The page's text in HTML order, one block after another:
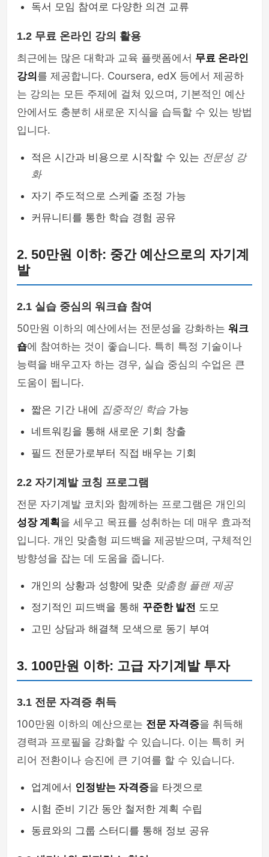
독서 모임 참여로 다양한 의견 교류
1.2 무료 온라인 강의 활용
최근에는 많은 대학과 교육 플랫폼에서 무료 온라인
강의 를 제공합니다. Coursera, edX 등에서 제공하
는 강의는 모든 주제에 걸쳐 있으며, 기본적인 예산
안에서도 충분히 새로운 지식을 습득할 수 있는 방법
입니다.
적은 시간과 비용으로 시작할 수 있는 전문성 강
화
자기 주도적으로 스케줄 조정 가능
커뮤니티를 통한 학습 경험 공유
2. 50만원 이하: 중간 예산으로의 자기계
발
2.1 실습 중심의 워크숍 참여
50만원 이하의 예산에서는 전문성을 강화하는 워크
숍에 참여하는 것이 좋습니다. 특히 특정 기술이나
능력을 배우고자 하는 경우, 실습 중심의 수업은 큰
도움이 됩니다.
짧은 기간 내에 집중적인 학습 가능
네트워킹을 통해 새로운 기회 창출
필드 전문가로부터 직접 배우는 기회
2.2 자기계발 코칭 프로그램
전문 자기계발 코치와 함께하는 프로그램은 개인의
성장 계획 을 세우고 목표를 성취하는 데 매우 효과적
입니다. 개인 맞춤형 피드백을 제공받으며, 구체적인
방향성을 잡는 데 도움을 줍니다.
개인의 상황과 성향에 맞춘 맞춤형 플랜 제공
정기적인 피드백을 통해 꾸준한 발전 도모
고민 상담과 해결책 모색으로 동기 부여
3. 100만원 이하: 고급 자기계발 투자
3.1 전문 자격증 취득
100만원 이하의 예산으로는 전문 자격증을 취득해
경력과 프로필을 강화할 수 있습니다. 이는 특히 커
리어 전환이나 승진에 큰 기여를 할 수 있습니다.
업계에서 인정받는 자격증을 타겟으로
시험 준비 기간 동안 철저한 계획 수립
동료와의 그룹 스터디를 통해 정보 공유